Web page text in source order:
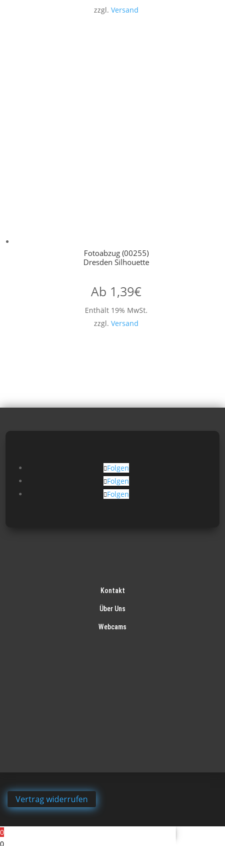
zzgl. Versand
Fotoabzug (00255)
Dresden Silhouette
Ab 1,39€
Enthält 19% MwSt.
zzgl. Versand
Folgen
Folgen
Folgen
Kontakt
Über Uns
Webcams
Vertrag widerrufen
0
0